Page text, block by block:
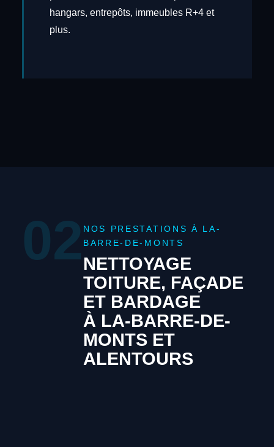
hangars, entrepôts, immeubles R+4 et
plus.
02 NOS PRESTATIONS À LA-
BARRE-DE-MONTS
NETTOYAGE
TOITURE, FAÇADE
ET BARDAGE
À LA-BARRE-DE-
MONTS ET
ALENTOURS